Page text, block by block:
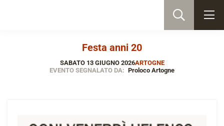
Festa anni 20
SABATO 13 GIUGNO 2026ARTOGNE
EVENTO SEGNALATO DA: Proloco Artogne